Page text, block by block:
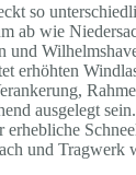
so
ab wie
und
erhöhten
ausgelegt
und Tragwerk